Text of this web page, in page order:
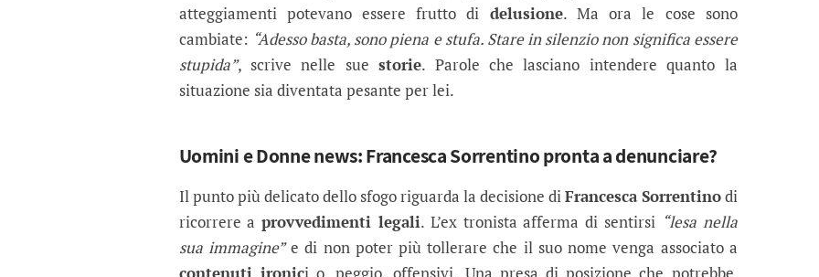
atteggiamenti potevano essere frutto di delusione. Ma ora le cose sono
cambiate: “Adesso basta, sono piena e stufa. Stare in silenzio non significa essere
stupida”, scrive nelle suestorie. Parole che lasciano intendere quanto la
situazione sia diventata pesante per lei.
Uomini e Donne news: Francesca Sorrentino pronta a denunciare?
Il punto più delicato dello sfogo riguarda la decisione diFrancesca Sorrentinodi
ricorrere aprovvedimenti legali. L’ex tronista afferma di sentirsi “lesa nella
sua immagine”e di non poter più tollerare che il suo nome venga associato a